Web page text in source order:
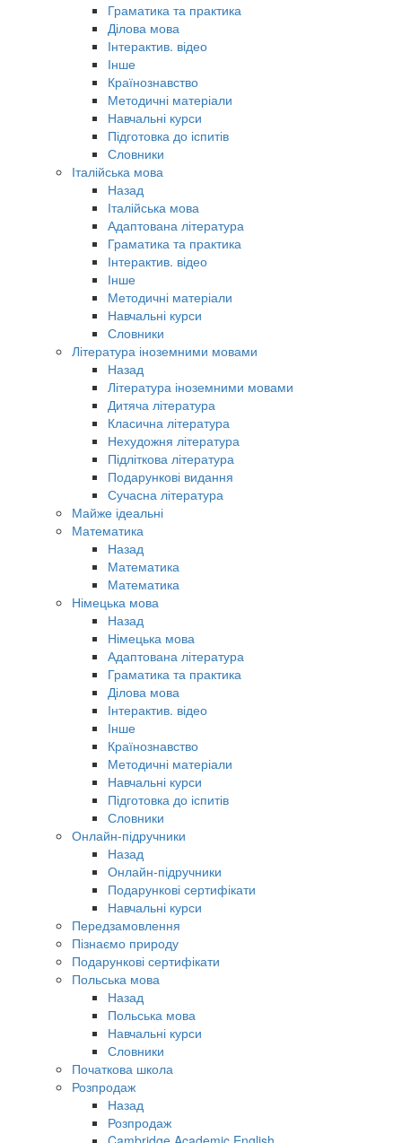
Граматика та практика
Ділова мова
Інтерактив. відео
Інше
Країнознавство
Методичні матеріали
Навчальні курси
Підготовка до іспитів
Словники
Італійська мова
Назад
Італійська мова
Адаптована література
Граматика та практика
Інтерактив. відео
Інше
Методичні матеріали
Навчальні курси
Словники
Література іноземними мовами
Назад
Література іноземними мовами
Дитяча література
Класична література
Нехудожня література
Підліткова література
Подарункові видання
Сучасна література
Майже ідеальні
Математика
Назад
Математика
Математика
Німецька мова
Назад
Німецька мова
Адаптована література
Граматика та практика
Ділова мова
Інтерактив. відео
Інше
Країнознавство
Методичні матеріали
Навчальні курси
Підготовка до іспитів
Словники
Онлайн-підручники
Назад
Онлайн-підручники
Подарункові сертифікати
Навчальні курси
Передзамовлення
Пізнаємо природу
Подарункові сертифікати
Польська мова
Назад
Польська мова
Навчальні курси
Словники
Початкова школа
Розпродаж
Назад
Розпродаж